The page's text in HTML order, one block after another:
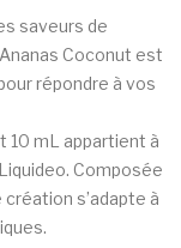
saveurs de
Coconut est
répondre à vos
10 mL appartient à
Composée
s’adapte à